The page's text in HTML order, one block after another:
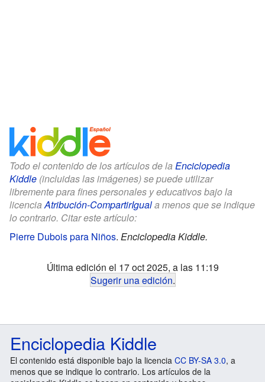
Todo el contenido de los artículos de la Enciclopedia
Kiddle (incluidas las imágenes) se puede utilizar
libremente para fines personales y educativos bajo la
licenciaAtribución-CompartirIguala menos que se indique
lo contrario. Citar este artículo:
Pierre Dubois para Niños. Enciclopedia Kiddle.
Última edición el 17 oct 2025, a las 11:19
Sugerir una edición.
Enciclopedia Kiddle
El contenido está disponible bajo la licencia CC BY-SA 3.0, a
menos que se indique lo contrario. Los artículos de la